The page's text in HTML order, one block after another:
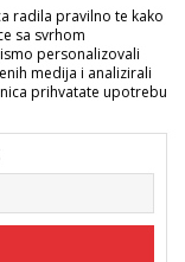
prikazu slika i
naše ponude i ne
radila pravilno te kako
sa svrhom
personalizovali
medija i analizirali
prihvatate upotrebu